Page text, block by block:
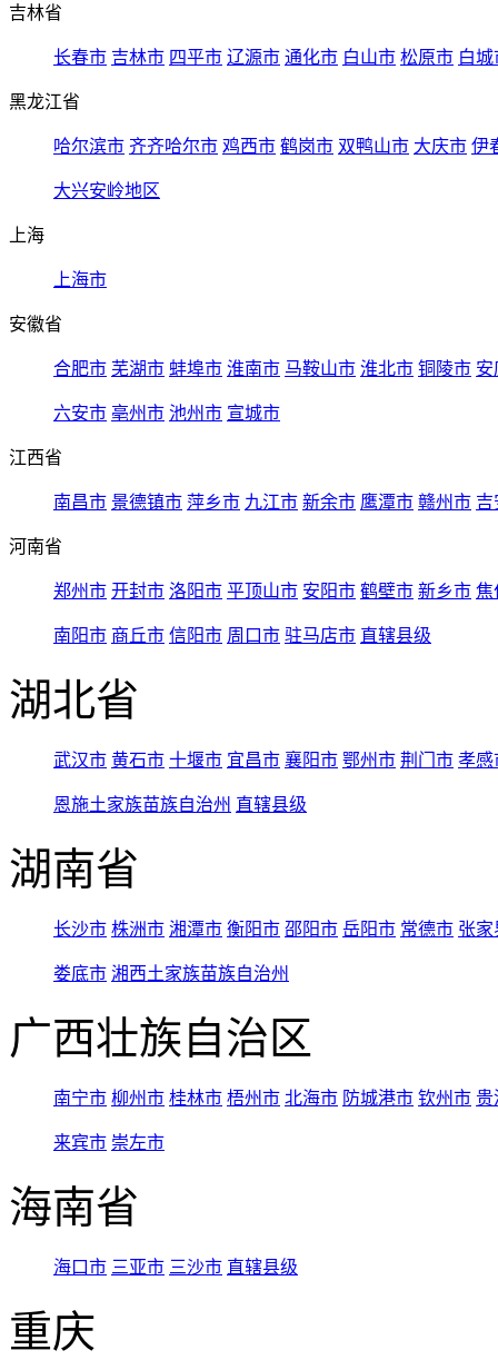
吉林省
长春市 吉林市 四平市 辽源市 通化市 白山市 松原市 白城
黑龙江省
哈尔滨市 齐齐哈尔市 鸡西市 鹤岗市 双鸭山市 大庆市 伊
大兴安岭地区
上海
上海市
安徽省
合肥市 芜湖市 蚌埠市 淮南市 马鞍山市 淮北市 铜陵市 安
六安市 亳州市 池州市 宣城市
江西省
南昌市 景德镇市 萍乡市 九江市 新余市 鹰潭市 赣州市 吉
河南省
郑州市 开封市 洛阳市 平顶山市 安阳市 鹤壁市 新乡市 焦
南阳市 商丘市 信阳市 周口市 驻马店市 直辖县级
湖北省
武汉市 黄石市 十堰市 宜昌市 襄阳市 鄂州市 荆门市 孝感
恩施土家族苗族自治州 直辖县级
湖南省
长沙市 株洲市 湘潭市 衡阳市 邵阳市 岳阳市 常德市 张家
娄底市 湘西土家族苗族自治州
广西壮族自治区
南宁市 柳州市 桂林市 梧州市 北海市 防城港市 钦州市 贵
来宾市 崇左市
海南省
海口市 三亚市 三沙市 直辖县级
重庆